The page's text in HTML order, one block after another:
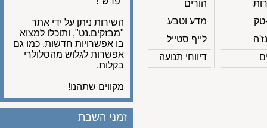
הורים
מדע וטבע
לייף סטייל
דיווחי תנועה
השירות ניתן על ידי אתר
"מבזקים.נט", ותוכלו למצוא
בו אפשרויות חדשות, כמו גם
אפשרות לגלוש מהסלולרי
בקלות.
מקווים שתהנו!
זמני השבת